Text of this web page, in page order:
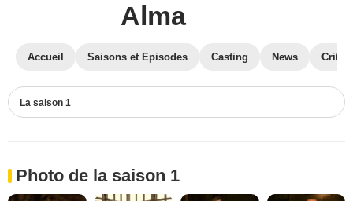
Alma
Accueil Saisons et Episodes Casting News
La saison 1
Photo de la saison 1